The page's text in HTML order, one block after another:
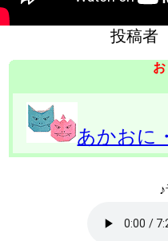
投稿
あかおに